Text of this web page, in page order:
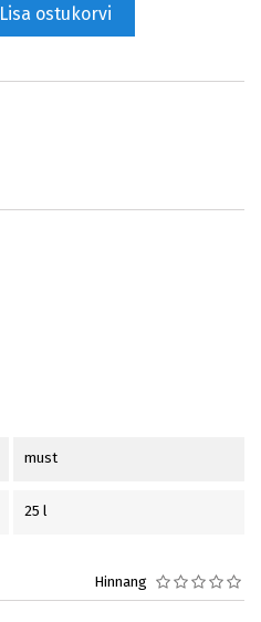
Lisa ostukorvi
must
25 l
Hinnang